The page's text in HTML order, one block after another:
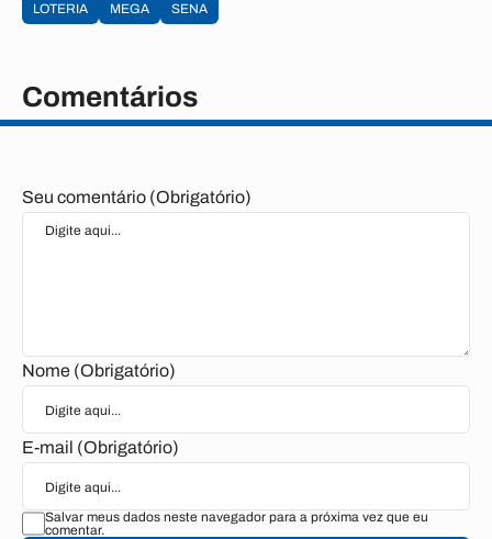
LOTERIA MEGA SENA
Comentários
Seu comentário (Obrigatório)
Nome (Obrigatório)
E-mail (Obrigatório)
Salvar meus dados neste navegador para a próxima vez que eu
comentar.